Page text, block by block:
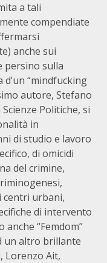
a tali
compendiate
anche sui
persino sulla
“mindfucking
autore, Stefano
Politiche, si
in
di studio e lavoro
di omicidi
del crimine,
centri urbani,
di intervento
“Femdom”
un altro brillante
Lorenzo Ait,